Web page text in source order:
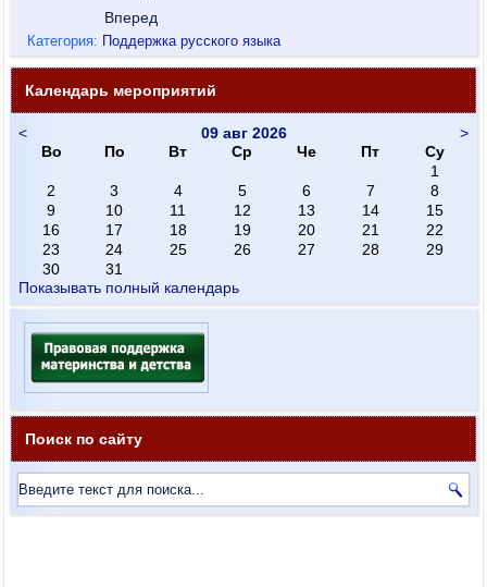
Вперед
Категория: Поддержка русского языка
Календарь мероприятий
< >
09 авг 2026
Во
По Вт Ср Че Пт
Су
1
2
3 4 5 6 7
8
9
10 11 12 13 14
15
16
17 18 19 20 21
22
23
24 25 26 27 28
29
30
31
Показывать полный календарь
Поиск по сайту